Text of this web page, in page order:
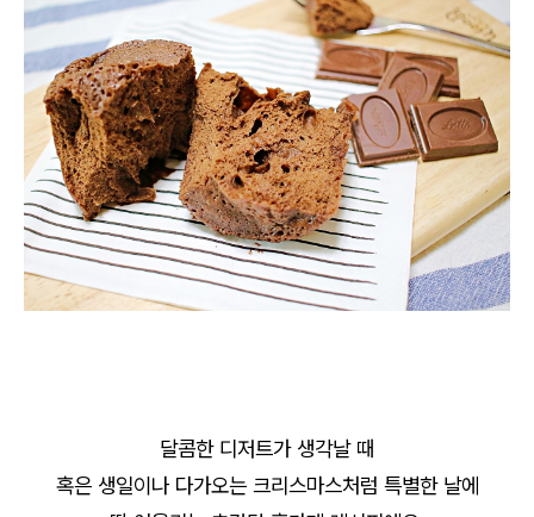
달콤한 디저트가 생각날 때
혹은 생일이나 다가오는 크리스마스처럼 특별한 날에